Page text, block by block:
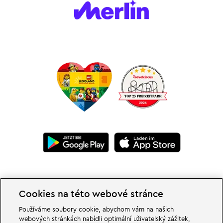
Cookies na této webové stránce
Používáme soubory cookie, abychom vám na našich
webových stránkách nabídli optimální uživatelský zážitek,